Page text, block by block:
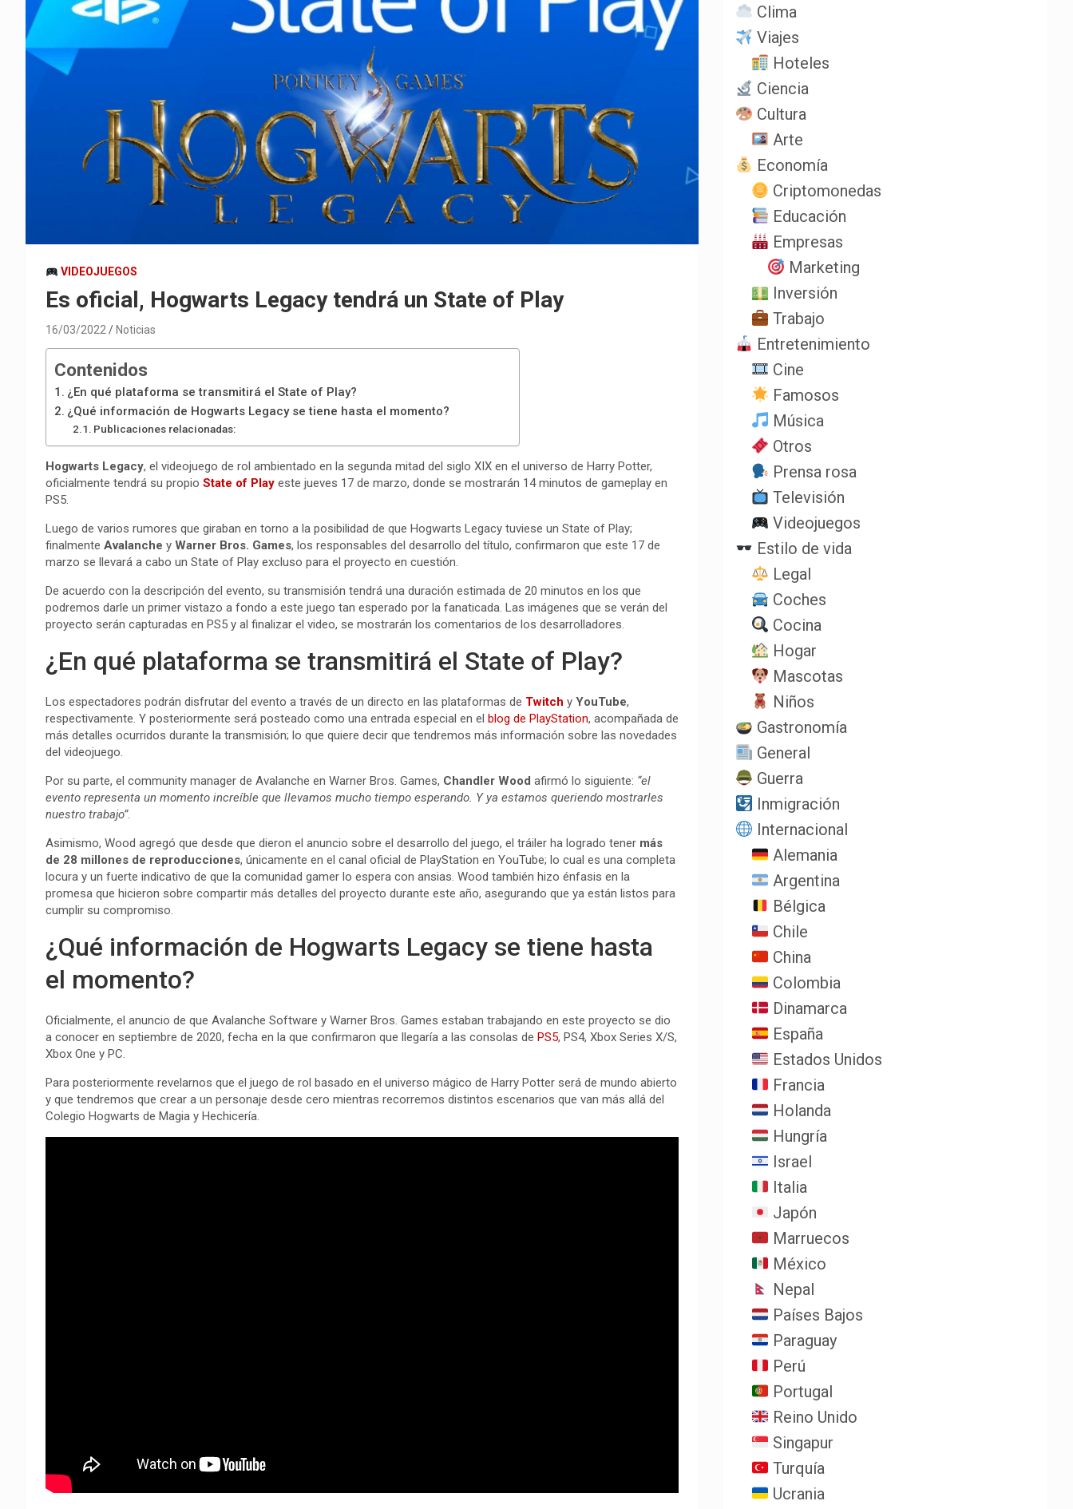
VIDEOJUEGOS
Es oficial, Hogwarts Legacy tendrá un State of Play
16/03/2022 Noticias
Contenidos
¿En qué plataforma se transmitirá el State of Play?
¿Qué información de Hogwarts Legacy se tiene hasta el momento?
Publicaciones relacionadas:
Hogwarts Legacy, el videojuego de rol ambientado en la segunda mitad del siglo XIX en el universo de Harry Potter,
oficialmente tendrá su propio State of Play este jueves 17 de marzo, donde se mostrarán 14 minutos de gameplay en
PS5.
Luego de varios rumores que giraban en torno a la posibilidad de que Hogwarts Legacy tuviese un State of Play;
finalmente Avalanche y Warner Bros. Games, los responsables del desarrollo del título, confirmaron que este 17 de
marzo se llevará a cabo un State of Play excluso para el proyecto en cuestión.
De acuerdo con la descripción del evento, su transmisión tendrá una duración estimada de 20 minutos en los que
podremos darle un primer vistazo a fondo a este juego tan esperado por la fanaticada. Las imágenes que se verán del
proyecto serán capturadas en PS5 y al finalizar el video, se mostrarán los comentarios de los desarrolladores.
¿En qué plataforma se transmitirá el State of Play?
Los espectadores podrán disfrutar del evento a través de un directo en las plataformas de Twitch y YouTube,
respectivamente. Y posteriormente será posteado como una entrada especial en el blog de PlayStation, acompañada de
más detalles ocurridos durante la transmisión; lo que quiere decir que tendremos más información sobre las novedades
del videojuego.
Por su parte, el community manager de Avalanche en Warner Bros. Games, Chandler Wood afirmó lo siguiente: “el
evento representa un momento increíble que llevamos mucho tiempo esperando. Y ya estamos queriendo mostrarles
nuestro trabajo”.
Asimismo, Wood agregó que desde que dieron el anuncio sobre el desarrollo del juego, el tráiler ha logrado tener más
de 28 millones de reproducciones, únicamente en el canal oficial de PlayStation en YouTube; lo cual es una completa
locura y un fuerte indicativo de que la comunidad gamer lo espera con ansias. Wood también hizo énfasis en la
promesa que hicieron sobre compartir más detalles del proyecto durante este año, asegurando que ya están listos para
cumplir su compromiso.
¿Qué información de Hogwarts Legacy se tiene hasta
el momento?
Oficialmente, el anuncio de que Avalanche Software y Warner Bros. Games estaban trabajando en este proyecto se dio
a conocer en septiembre de 2020, fecha en la que confirmaron que llegaría a las consolas de PS5, PS4, Xbox Series X/S,
Xbox One y PC.
Para posteriormente revelarnos que el juego de rol basado en el universo mágico de Harry Potter será de mundo abierto
y que tendremos que crear a un personaje desde cero mientras recorremos distintos escenarios que van más allá del
Colegio Hogwarts de Magia y Hechicería.
Clima
Viajes
Hoteles
Ciencia
Cultura
Arte
Economía
Criptomonedas
Educación
Empresas
Marketing
Inversión
Trabajo
Entretenimiento
Cine
Famosos
Música
Otros
Prensa rosa
Televisión
Videojuegos
Estilo de vida
Legal
Coches
Cocina
Hogar
Mascotas
Niños
Gastronomía
General
Guerra
Inmigración
Internacional
Alemania
Argentina
Bélgica
Chile
China
Colombia
Dinamarca
España
Estados Unidos
Francia
Holanda
Hungría
Israel
Italia
Japón
Marruecos
México
Nepal
Países Bajos
Paraguay
Perú
Portugal
Reino Unido
Singapur
Turquía
Ucrania